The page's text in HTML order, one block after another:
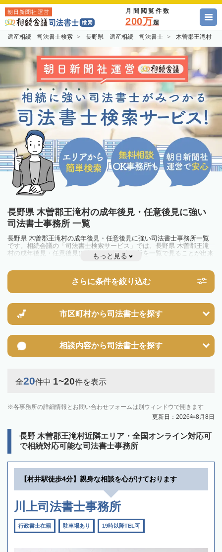
朝日新聞社運営 月間閲覧件数
200万超
遺産相続 司法書士検索 長野県 遺産相続 司法書士 木曽郡王滝村
長野県 木曽郡王滝村の成年後見・任意後見に強い
司法書士事務所 一覧
長野県 木曽郡王滝村の成年後見・任意後見に強い司法書士事務所一覧
です。相続会議の「司法書士検索サービス」では、長野県 木曽郡王滝
村の成年後見・任意後見に強い司法書士事務所を一覧で見ることが出来
ます。相続のトラブルやお悩みを抱えている方は一度近隣の司法書士に
もっと見る
さらに条件を絞り込む
市区町村から司法書士を探す
相談内容から司法書士を探す
全20件中 1~20件を表示
各事務所の詳細情報とお問い合わせフォームは別ウィンドウで開きます
更新日：2026年8月8日
長野 木曽郡王滝村近隣エリア・全国オンライン対応可
で相続対応可能な司法書士事務所
【村井駅徒歩4分】親身な相談を心がけております
川上司法書士事務所
行政書士在籍 駐車場あり 19時以降TEL可